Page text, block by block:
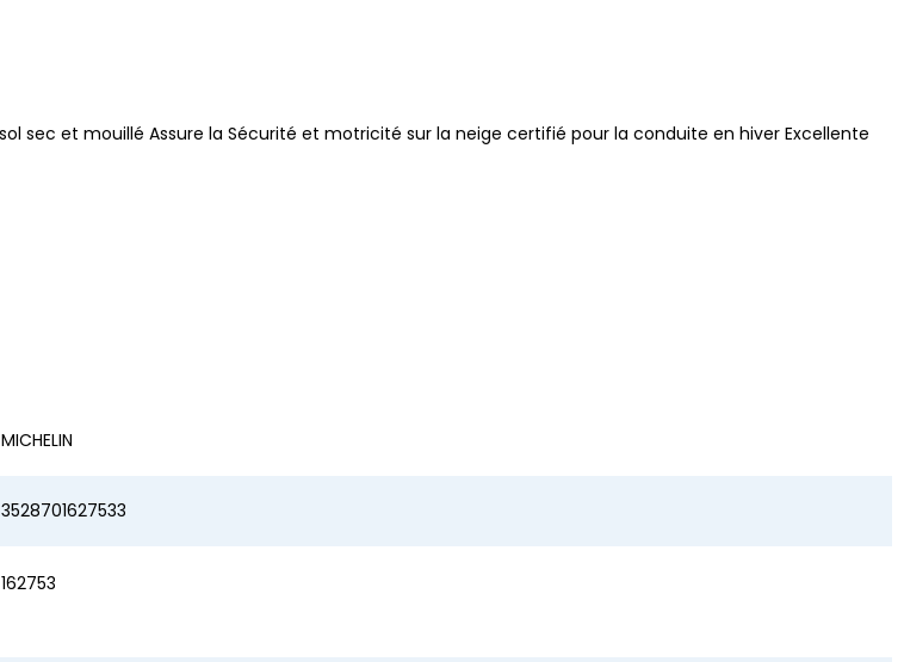
sec et mouillé Assure la Sécurité et motricité sur la neige certifié pour la conduite en hiver Excellente
MICHELIN
3528701627533
162753